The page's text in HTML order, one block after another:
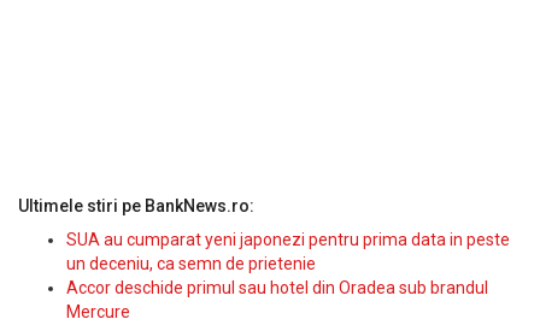
Ultimele stiri pe BankNews.ro:
SUA au cumparat yeni japonezi pentru prima data in peste
un deceniu, ca semn de prietenie
Accor deschide primul sau hotel din Oradea sub brandul
Mercure